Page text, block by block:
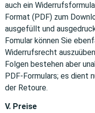
auch ein
Format (PDF) zum
ausgefüllt und
Fomular können Sie
Widerrufsrecht
Folgen bestehen aber
PDF-Formulars; es dient
der Retoure.
V. Preise